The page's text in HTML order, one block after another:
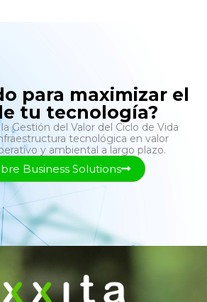
para maximizar el
tu tecnología?
Gestión del Valor del Ciclo de Vida
tecnológica en valor
y ambiental a largo plazo.
Business Solutions